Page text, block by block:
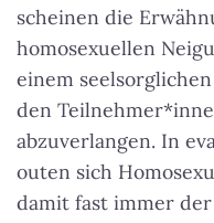
scheinen die
homosexuellen
einem
den
abzuverlangen. In
outen sich
damit fast immer der